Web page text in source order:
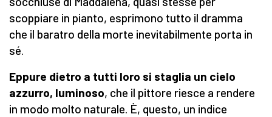
scoppiare in pianto, esprimono tutto il dramma
che il baratro della morte inevitabilmente porta in
sé.
Eppure dietro a tutti loro si staglia un cielo
azzurro, luminoso, che il pittore riesce a rendere
in modo molto naturale. È, questo, un indice